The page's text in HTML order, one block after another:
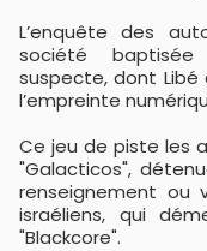
L’enquête des
société baptisée
suspecte, dont
l’empreinte
Ce jeu de piste les
"Galacticos",
renseignement ou
israéliens, qui
"Blackcore".